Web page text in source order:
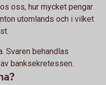
oss, hur mycket pengar
utomlands och i vilket
Svaren behandlas
banksekretessen.